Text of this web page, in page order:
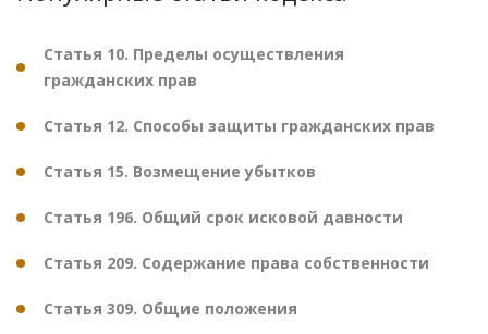
Статья 10. Пределы осуществления
гражданских прав
Статья 12. Способы защиты гражданских прав
Статья 15. Возмещение убытков
Статья 196. Общий срок исковой давности
Статья 209. Содержание права собственности
Статья 309. Общие положения